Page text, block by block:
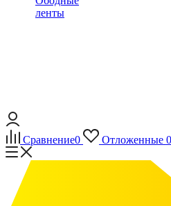
ленты
Сравнение0 Отложенные 0